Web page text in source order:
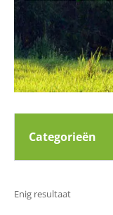
Categorieën
Enig resultaat